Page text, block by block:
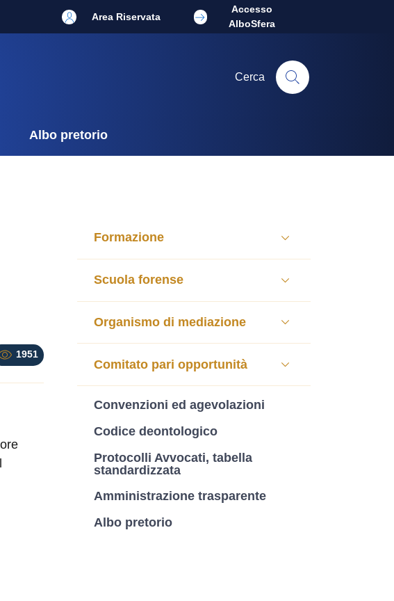
Area Riservata
Accesso
AlboSfera
Cerca
Albo pretorio
1951
Formazione
Scuola forense
Organismo di mediazione
Comitato pari opportunità
Convenzioni ed agevolazioni
Codice deontologico
Protocolli Avvocati, tabella
standardizzata
Amministrazione trasparente
Albo pretorio